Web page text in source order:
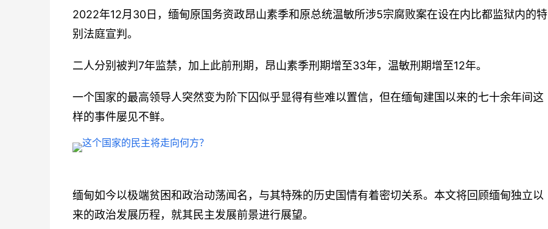
2022年12月30日，缅甸原国务资政昂山素季和原总统温敏所涉5宗腐败案在设在内比都监狱内的特
别法庭宣判。
二人分别被判7年监禁，加上此前刑期，昂山素季刑期增至33年，温敏刑期增至12年。
一个国家的最高领导人突然变为阶下囚似乎显得有些难以置信，但在缅甸建国以来的七十余年间这
样的事件屡见不鲜。
缅甸如今以极端贫困和政治动荡闻名，与其特殊的历史国情有着密切关系。本文将回顾缅甸独立以
来的政治发展历程，就其民主发展前景进行展望。